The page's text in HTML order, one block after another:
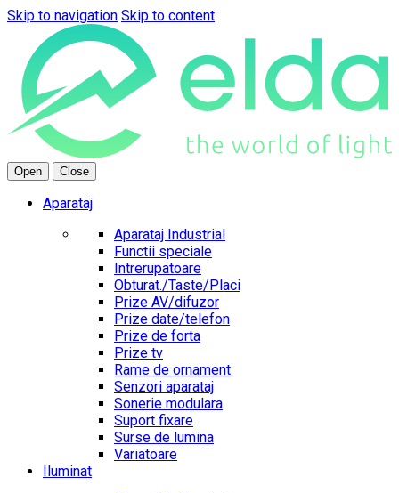
Skip to navigation Skip to content
Open Close
Aparataj
Aparataj Industrial
Functii speciale
Intrerupatoare
Obturat./Taste/Placi
Prize AV/difuzor
Prize date/telefon
Prize de forta
Prize tv
Rame de ornament
Senzori aparataj
Sonerie modulara
Suport fixare
Surse de lumina
Variatoare
Iluminat